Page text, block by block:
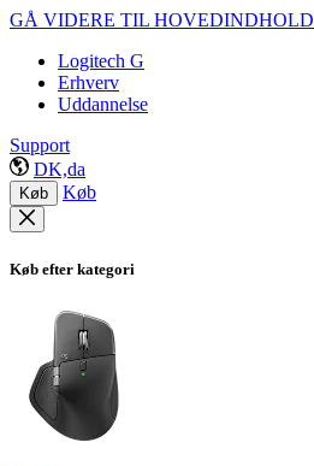
GÅ VIDERE TIL HOVEDINDHOLD
Logitech G
Erhverv
Uddannelse
Support
DK,da
Køb Køb
Køb efter kategori